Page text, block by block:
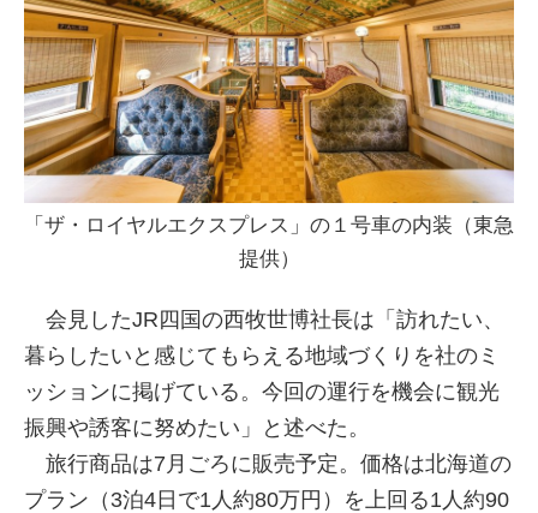
「ザ・ロイヤルエクスプレス」の１号車の内装（東急
提供）
会見したJR四国の西牧世博社長は「訪れたい、
暮らしたいと感じてもらえる地域づくりを社のミ
ッションに掲げている。今回の運行を機会に観光
振興や誘客に努めたい」と述べた。
旅行商品は7月ごろに販売予定。価格は北海道の
プラン（3泊4日で1人約80万円）を上回る1人約90